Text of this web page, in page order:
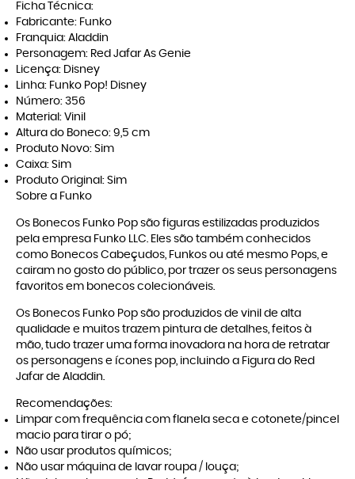
Ficha Técnica:
Fabricante: Funko
Franquia: Aladdin
Personagem: Red Jafar As Genie
Licença: Disney
Linha: Funko Pop! Disney
Número: 356
Material: Vinil
Altura do Boneco: 9,5 cm
Produto Novo: Sim
Caixa: Sim
Produto Original: Sim
Sobre a Funko
Os Bonecos Funko Pop são figuras estilizadas produzidos
pela empresa Funko LLC. Eles são também conhecidos
como Bonecos Cabeçudos, Funkos ou até mesmo Pops, e
cairam no gosto do público, por trazer os seus personagens
favoritos em bonecos colecionáveis.
Os Bonecos Funko Pop são produzidos de vinil de alta
qualidade e muitos trazem pintura de detalhes, feitos à
mão, tudo trazer uma forma inovadora na hora de retratar
os personagens e ícones pop, incluindo a Figura do Red
Jafar de Aladdin.
Recomendações:
Limpar com frequência com flanela seca e cotonete/pincel
macio para tirar o pó;
Não usar produtos químicos;
Não usar máquina de lavar roupa / louça;